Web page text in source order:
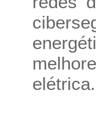
elétrica.